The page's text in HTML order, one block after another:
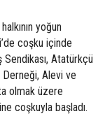
yoğun
coşku içinde
Atatürkçü
Derneği, Alevi ve
olmak üzere
coşkuyla başladı.